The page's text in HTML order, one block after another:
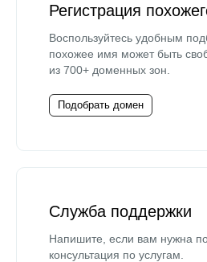
Регистрация
Воспользуйтесь удобным
похожее имя может быть
из 700+ доменных зон.
Подобрать домен
Служба поддержки
Напишите, если вам нужна
консультация по услугам.